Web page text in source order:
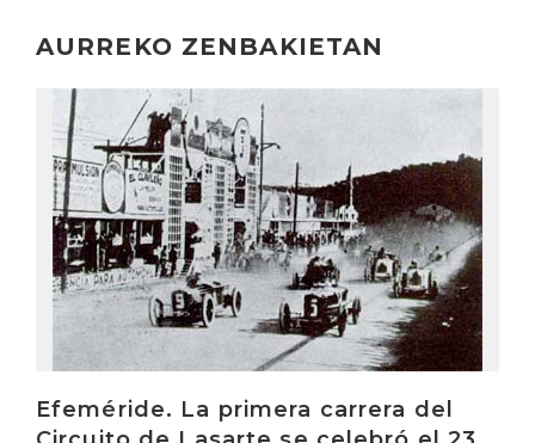
AURREKO ZENBAKIETAN
Efeméride. La primera carrera del
Irakurri